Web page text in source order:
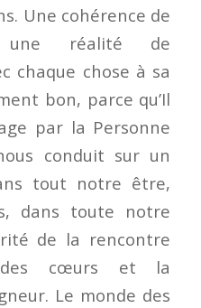
Une cohérence de
une réalité de
chaque chose à sa
bon, parce qu’Il
par la Personne
conduit sur un
tout notre être,
dans toute notre
de la rencontre
des cœurs et la
Le monde des